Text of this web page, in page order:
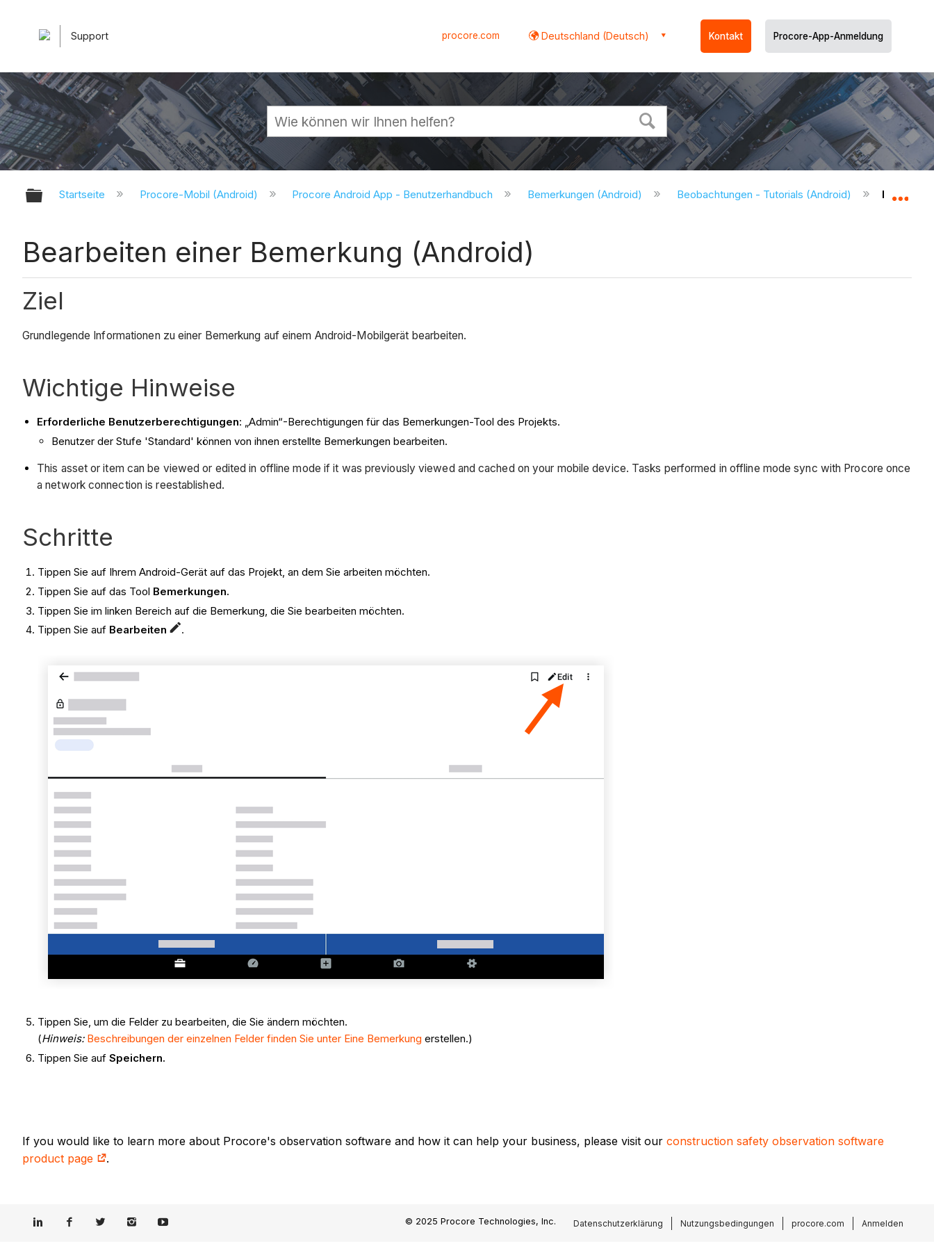
Support procore.com Deutschland (Deutsch) Kontakt Procore-App-Anmeldung
Globale Hierarchie auf- und zuklappen
Startseite Procore-Mobil (Android) Procore Android App - Benutzerhandbuch Bemerkungen (Android) Beobachtungen - Tutorials (Android)
Bearbeiten einer Bemerkung (Android)
Ziel
Grundlegende Informationen zu einer Bemerkung auf einem Android-Mobilgerät bearbeiten.
Wichtige Hinweise
Erforderliche Benutzerberechtigungen: „Admin“-Berechtigungen für das Bemerkungen-Tool des Projekts.
Benutzer der Stufe 'Standard' können von ihnen erstellte Bemerkungen bearbeiten.
This asset or item can be viewed or edited in offline mode if it was previously viewed and cached on your mobile device. Tasks performed in offline mode sync with Procore once
a network connection is reestablished.
Schritte
Tippen Sie auf Ihrem Android-Gerät auf das Projekt, an dem Sie arbeiten möchten.
Tippen Sie auf das Tool Bemerkungen.
Tippen Sie im linken Bereich auf die Bemerkung, die Sie bearbeiten möchten.
Tippen Sie auf Bearbeiten .
Tippen Sie, um die Felder zu bearbeiten, die Sie ändern möchten.
(Hinweis: Beschreibungen der einzelnen Felder finden Sie unter Eine Bemerkung erstellen.)
Tippen Sie aufSpeichern.
If you would like to learn more about Procore's observation software and how it can help your business, please visit our construction safety observation software
product page
.
© 2025 Procore Technologies, Inc. Datenschutzerklärung Nutzungsbedingungen procore.com Anmelden